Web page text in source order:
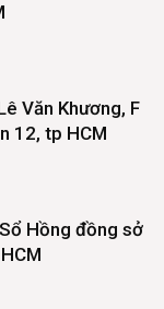
Văn Khương, F
12, tp HCM
Hồng đồng sở